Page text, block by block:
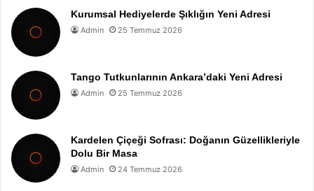
Kurumsal Hediyelerde Şıklığın Yeni Adresi
Admin 25 Temmuz 2026
Tango Tutkunlarının Ankara’daki Yeni Adresi
Admin 25 Temmuz 2026
Kardelen Çiçeği Sofrası: Doğanın Güzellikleriyle
Dolu Bir Masa
Admin 24 Temmuz 2026